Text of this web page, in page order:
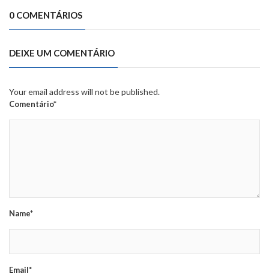
0 COMENTÁRIOS
DEIXE UM COMENTÁRIO
Your email address will not be published.
Comentário*
Name*
Email*